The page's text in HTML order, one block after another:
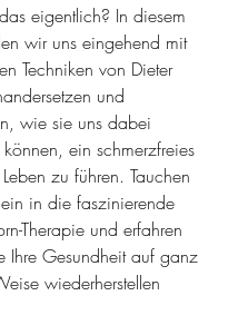
eigentlich? In diesem
wir uns eingehend mit
Techniken von Dieter
und
wie sie uns dabei
können, ein schmerzfreies
zu führen. Tauchen
in die faszinierende
Therapie und erfahren
Ihre Gesundheit auf ganz
wiederherstellen